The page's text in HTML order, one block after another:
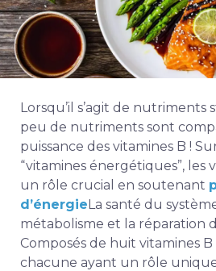
Lorsqu’il s’agit de nutriments
peu de nutriments sont
puissance des vitamines B !
“vitamines énergétiques”, les
un rôle crucial en soutenant
d’énergieLa santé du
métabolisme et la réparation
Composés de huit vitamines
chacune ayant un rôle unique